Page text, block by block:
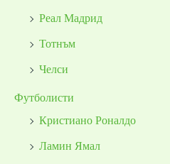
Реал Мадрид
Тотнъм
Челси
Футболисти
Кристиано Роналдо
Ламин Ямал